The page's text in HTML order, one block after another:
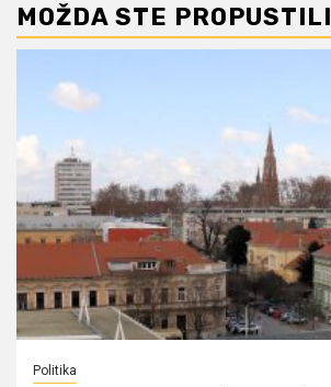
MOŽDA STE PROPUSTILI
Politika